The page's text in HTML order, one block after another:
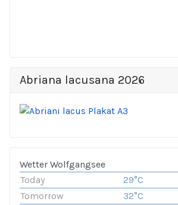
Abriana lacusana 2026
Wetter Wolfgangsee
Today
29°C
Tomorrow
32°C